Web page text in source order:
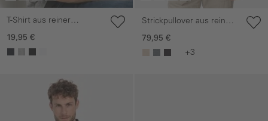
T-Shirt aus reiner
Baumwolle
19,95 €
Strickpullover aus reiner
Baumwolle
79,95 €
+3
überspringen